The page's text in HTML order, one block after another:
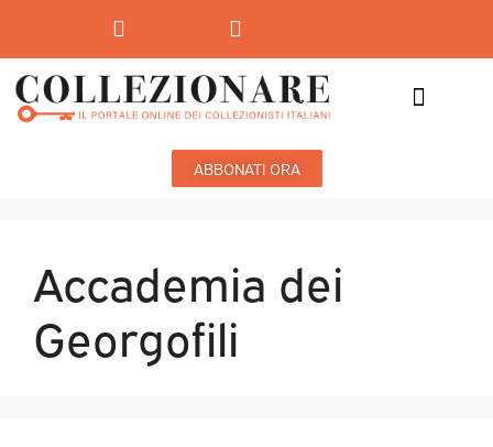
ABBONATI ORA
Accademia dei
Georgofili